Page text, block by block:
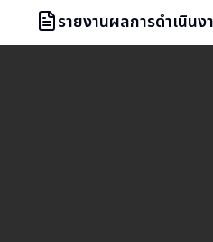
รายงานผลการดำเนิน